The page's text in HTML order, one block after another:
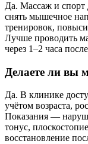
Да. Массаж и спорт
снять мышечное
тренировок,
Лучше проводить
через 1–2 часа
Делаете ли вы
Да. В клинике
учётом возраста,
Показания —
тонус,
восстановление